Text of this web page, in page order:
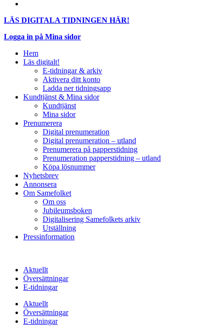
LÄS DIGITALA TIDNINGEN HÄR!
Logga in på Mina sidor
Hem
Läs digitalt!
E-tidningar & arkiv
Aktivera ditt konto
Ladda ner tidningsapp
Kundtjänst & Mina sidor
Kundtjänst
Mina sidor
Prenumerera
Digital prenumeration
Digital prenumeration – utland
Prenumerera på papperstidning
Prenumeration papperstidning – utland
Köpa lösnummer
Nyhetsbrev
Annonsera
Om Samefolket
Om oss
Jubileumsboken
Digitalisering Samefolkets arkiv
Utställning
Pressinformation
Aktuellt
Översättningar
E-tidningar
Aktuellt
Översättningar
E-tidningar